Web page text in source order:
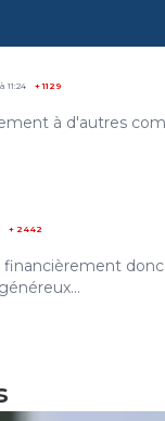
11:24 +1129
à d'autres
+ 2442
donc